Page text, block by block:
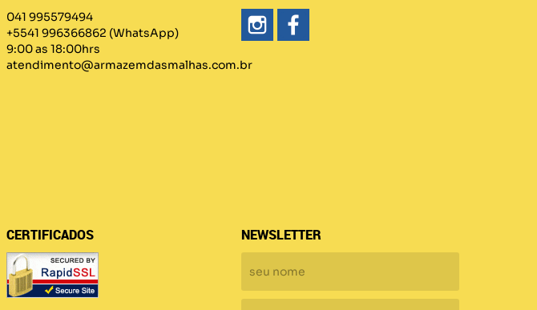
041 995579494
+5541 996366862 (WhatsApp)
9:00 as 18:00hrs
atendimento@armazemdasmalhas.com.br
CERTIFICADOS NEWSLETTER